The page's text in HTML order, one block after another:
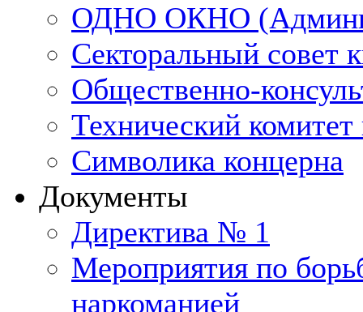
ОДНО ОКНО
Секторальный совет
Общественно-
Технический
Символика концерна
Документы
Директива № 1
Мероприятия по
наркоманией